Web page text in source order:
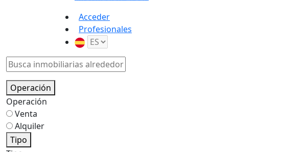
Acceder
Profesionales
Operación
Operación
Venta
Alquiler
Tipo